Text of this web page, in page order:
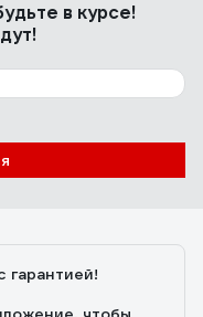
в курсе!
гарантией!